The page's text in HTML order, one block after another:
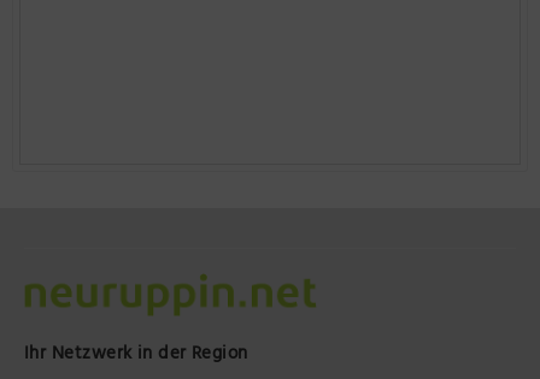
Ihr Netzwerk in der Region